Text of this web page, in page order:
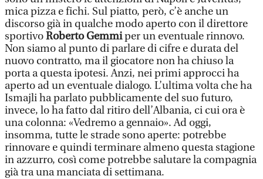
mica pizza e fichi. Sul piatto, però, c’è anche un
discorso già in qualche modo aperto con il direttore
sportivoRoberto Gemmiper un eventuale rinnovo.
Non siamo al punto di parlare di cifre e durata del
nuovo contratto, ma il giocatore non ha chiuso la
porta a questa ipotesi. Anzi, nei primi approcci ha
aperto ad un eventuale dialogo. L’ultima volta che ha
Ismajli ha parlato pubblicamente del suo futuro,
invece, lo ha fatto dal ritiro dell’Albania, ci cui ora è
una colonna: «Vedremo a gennaio». Ad oggi,
insomma, tutte le strade sono aperte: potrebbe
rinnovare e quindi terminare almeno questa stagione
in azzurro, così come potrebbe salutare la compagnia
già tra una manciata di settimana.